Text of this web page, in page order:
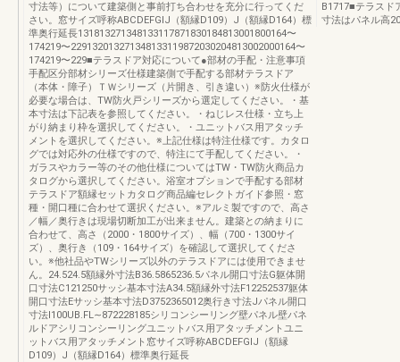
寸法等）について建築側と事前打ち合わせを充分に行ってくだ
さい。窓サイズ呼称ABCDEFGIJ（額縁D109）J（額縁D164）標
準奥行延長131813271348133117871830184813001800164〜
174219〜229132013271348133119872030204813002000164〜
174219〜229■テラスドア対応について●部材の手配・注意事項
手配区分部材シリーズ仕様建築側で手配する部材テラスドア
（本体・障子）ＴＷシリーズ（片開き、引き違い）※防火仕様が
必要な場合は、TW防火戸シリーズから選定してください。・基
本寸法は下記表を参照してください。・ねじレス仕様・立ち上
がり納まり枠を選択してください。・ユニットバス用アタッチ
メントを選択してください。※上記仕様は特注仕様です。カタロ
グでは対応外の仕様ですので、特注にて手配してください。・
ガラスやカラー等のその他仕様についてはTW・TW防火商品カ
タログから選択してください。浴室オプションで手配する部材
テラスドア額縁セットカタログ商品編セレクトガイド参照・窓
種・開口種に合わせて選択ください。※アルミ製ですので、高さ
／幅／奥行きは現場切断加工が出来ません。建築との納まりに
合わせて、高さ（2000・1800サイズ）、幅（700・1300サイ
ズ）、奥行き（109・164サイズ）を確認して選択してくださ
い。※他社品やTWシリーズ以外のテラスドアには使用できませ
ん。24.524.5額縁外寸法B36.5865236.5パネル開口寸法G躯体開
口寸法C121250サッシ基本寸法A34.5額縁外寸法F12252537躯体
開口寸法Eサッシ基本寸法D3752365012奥行き寸法Jパネル開口
寸法I100UB.FL∼872228185シリコンシーリング壁パネル壁パネ
ルドアシリコンシーリングユニットバス用アタッチメントユニ
ットバス用アタッチメント窓サイズ呼称ABCDEFGIJ（額縁
D109）J（額縁D164）標準奥行延長
B1717■テラス
寸法はパネル高